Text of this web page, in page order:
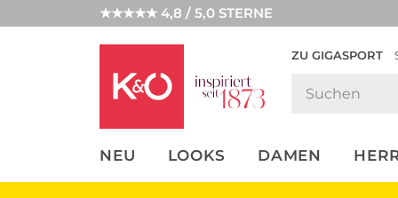
★★★★★ 4,8 / 5,0 STERNE
ZU GIGASPORT
NEU LOOKS DAMEN
UNSERE APP
CLICK &